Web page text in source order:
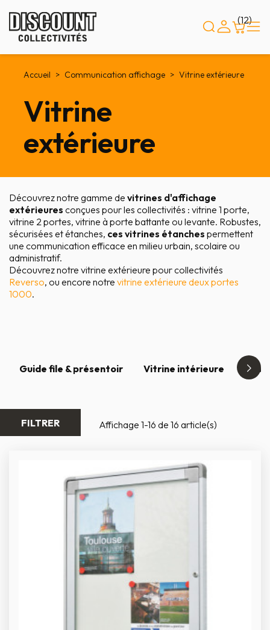
(12)
Accueil Communication affichage Vitrine extérieure
Vitrine
extérieure
Découvrez notre gamme de vitrines d'affichage
extérieures conçues pour les collectivités : vitrine 1 porte,
vitrine 2 portes, vitrine à porte battante ou levante. Robustes,
sécurisées et étanches, ces vitrines étanches permettent
une communication efficace en milieu urbain, scolaire ou
administratif.
Découvrez notre vitrine extérieure pour collectivités
Reverso, ou encore notre vitrine extérieure deux portes
1000.
Guide file & présentoir Vitrine intérieure
FILTRER Affichage 1-16 de 16 article(s)